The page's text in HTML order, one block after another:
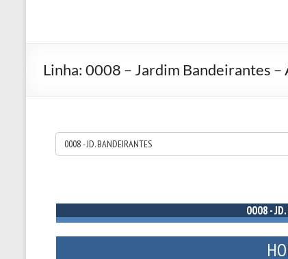
Linha: 0008 – Jardim Bandeirantes